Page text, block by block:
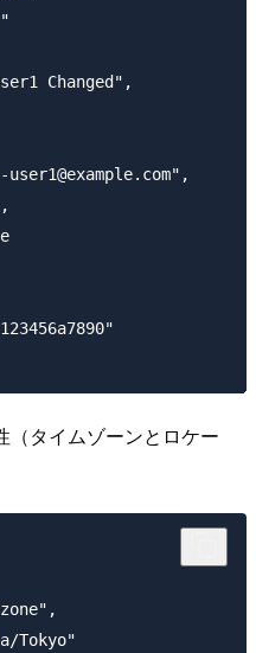
Changed",
user1@example.com",
（タイムゾーンとロケー
Tokyo"